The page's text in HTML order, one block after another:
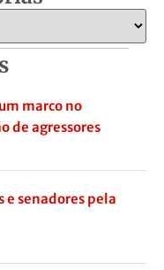
marco no
de agressores
e senadores pela